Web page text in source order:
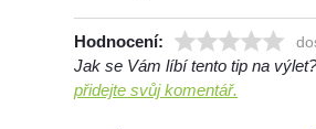
Hodnocení:
Jak se Vám líbí tento tip na
přidejte svůj komentář.